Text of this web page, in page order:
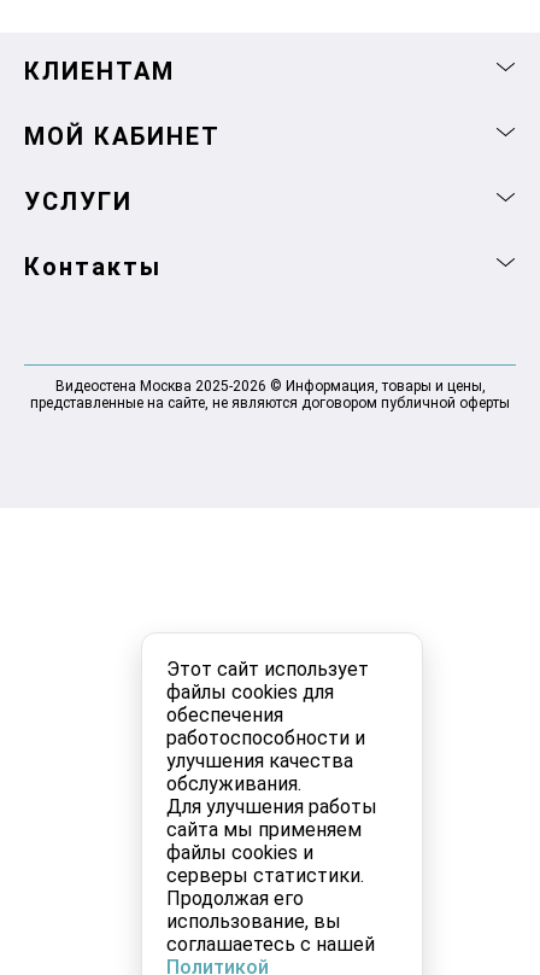
Этот сайт использует
файлы cookies для
обеспечения
работоспособности и
улучшения качества
обслуживания.
Для улучшения работы
сайта мы применяем
файлы cookies и
серверы статистики.
Продолжая его
использование, вы
соглашаетесь с нашей
Политикой
КЛИЕНТАМ
МОЙ КАБИНЕТ
УСЛУГИ
Контакты
Видеостена Москва 2025-2026 © Информация, товары и цены,
представленные на сайте, не являются договором публичной оферты